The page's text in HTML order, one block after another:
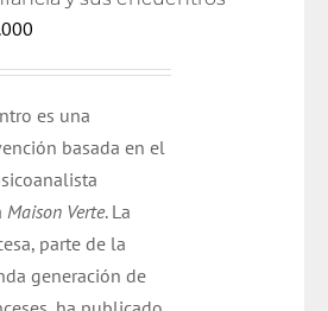
es una
basada en el
Maison Verte. La
parte de la
generación de